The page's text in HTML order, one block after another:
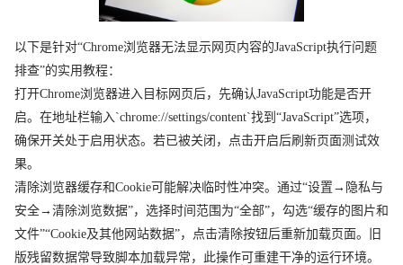
以下是针对“Chrome浏览器无法显示网页内容的JavaScript执行问题
排查”的实用教程：
打开Chrome浏览器进入目标网页后，先确认JavaScript功能是否开
启。在地址栏输入`chrome://settings/content`找到“JavaScript”选项，
确保开关处于启用状态。若已被关闭，点击开启后刷新页面测试效
果。
清除浏览器缓存和Cookie可能解决临时性冲突。通过“设置→隐私与
安全→清除浏览数据”，选择时间范围为“全部”，勾选“缓存的图片和
文件”“Cookie及其他网站数据”，点击清除按钮后重新加载页面。旧
版残留数据常导致脚本加载异常，此操作可重建干净的运行环境。